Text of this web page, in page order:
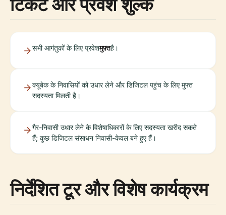
सभी आगंतुकों के लिए प्रवेशमुफ़्तहै।
क्यूबेक के निवासियों को उधार लेने और डिजिटल पहुंच के लिए मुफ्त
सदस्यता मिलती है।
गैर-निवासी उधार लेने के विशेषाधिकारों के लिए सदस्यता खरीद सकते
हैं; कुछ डिजिटल संसाधन निवासी-केवल बने हुए हैं।
निर्देशित टूर और विशेष कार्यक्रम